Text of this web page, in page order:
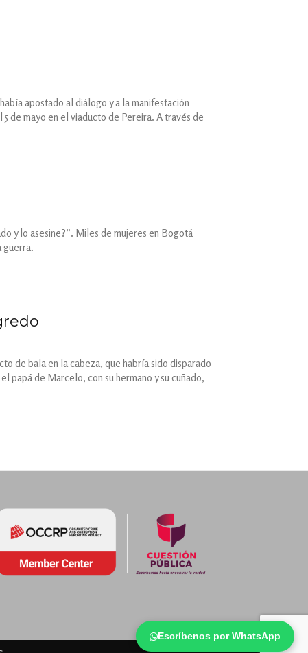
Escríbenos por WhatsApp
apostado al diálogo y a la manifestación
de mayo en el viaducto de Pereira. A través de
y lo asesine?”. Miles de mujeres en Bogotá
guerra.
de bala en la cabeza, que habría sido disparado
papá de Marcelo, con su hermano y su cuñado,